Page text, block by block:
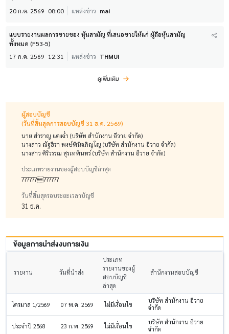
20 ก.ค. 2569 08:00 แหล่งข่าว mai
แบบรายงานผลการขายของ หุ้นสามัญ ที่เสนอขายให้แก่ ผู้ถือหุ้นสามัญ
ทั้งหมด (F53-5)
17 ก.ค. 2569 12:31 แหล่งข่าว THMUI
ดูเพิ่มเติม
ผู้สอบบัญชี
(วันที่สิ้นสุดการสอบบัญชี 31 ธ.ค. 2569)
นาย สำราญ แตงฉ่ำ (บริษัท สำนักงาน อีวาย จำกัด)
นางสาว ณัฐธีรา พงษ์พินิจภิญโญ (บริษัท สำนักงาน อีวาย จำกัด)
นางสาว ศิริวรรณ สุรเทพินทร์ (บริษัท สำนักงาน อีวาย จำกัด)
ประเภทรายงานของผู้สอบบัญชีล่าสุด
????????????
วันที่สิ้นสุดรอบระยะเวลาบัญชี
31 ธ.ค.
ข้อมูลการนำส่งงบการเงิน
รายงาน วันที่นำส่ง
ประเภท
รายงานของผู้
สอบบัญชี
ล่าสุด
สำนักงานสอบบัญชี
ไตรมาส 1/2569 07 พ.ค. 2569 ไม่มีเงื่อนไข
บริษัท สำนักงาน อีวาย
จำกัด
ประจำปี 2568 23 ก.พ. 2569 ไม่มีเงื่อนไข
บริษัท สำนักงาน อีวาย
จำกัด